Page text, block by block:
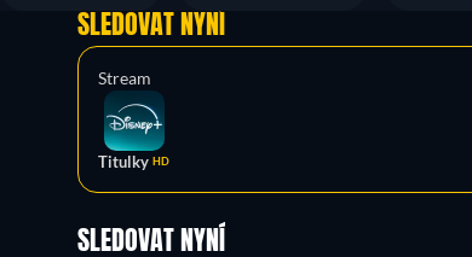
SLEDOVAT NYNÍ
Stream
Titulky HD
SLEDOVAT NYNÍ